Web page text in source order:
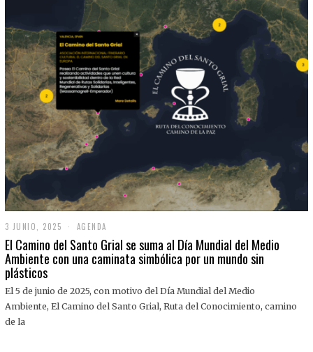
3 JUNIO, 2025
J
U
N
,
0
AGENDA
El Camino del Santo Grial se suma al Día Mundial del Medio
Ambiente con una caminata simbólica por un mundo sin
plásticos
El 5 de junio de 2025, con motivo del Día Mundial del Medio
Ambiente, El Camino del Santo Grial, Ruta del Conocimiento, camino
de la